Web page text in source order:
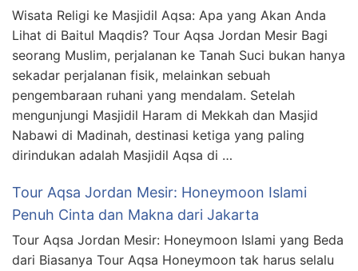
Wisata Religi ke Masjidil Aqsa: Apa yang Akan Anda
Lihat di Baitul Maqdis? Tour Aqsa Jordan Mesir Bagi
seorang Muslim, perjalanan ke Tanah Suci bukan hanya
sekadar perjalanan fisik, melainkan sebuah
pengembaraan ruhani yang mendalam. Setelah
mengunjungi Masjidil Haram di Mekkah dan Masjid
Nabawi di Madinah, destinasi ketiga yang paling
dirindukan adalah Masjidil Aqsa di …
Tour Aqsa Jordan Mesir: Honeymoon Islami
Penuh Cinta dan Makna dari Jakarta
Tour Aqsa Jordan Mesir: Honeymoon Islami yang Beda
dari Biasanya Tour Aqsa Honeymoon tak harus selalu